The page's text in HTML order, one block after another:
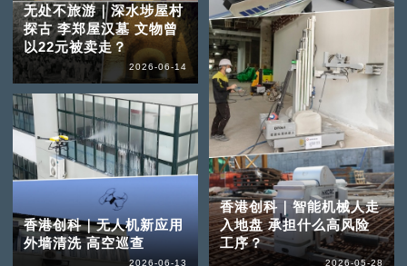
无处不旅游｜深水埗屋村
探古 李郑屋汉墓 文物曾
以22元被卖走？
2026-06-14
香港创科｜无人机新应用
外墙清洗 高空巡查
2026-06-13
香港创科｜智能机械人走
入地盘 承担什么高风险
工序？
2026-05-28